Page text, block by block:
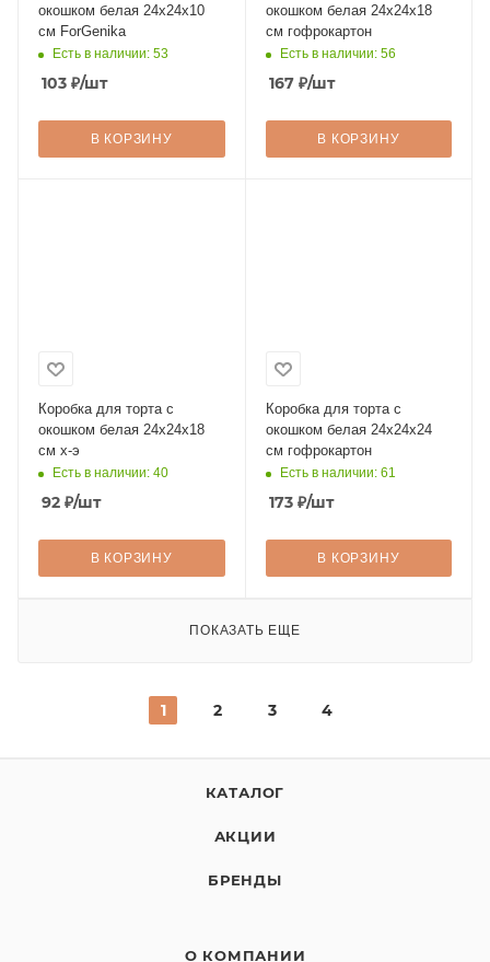
окошком белая 24х24х10
см ForGenika
Есть в наличии: 53
103 ₽/шт
В КОРЗИНУ
окошком белая 24х24х18
см гофрокартон
Есть в наличии: 56
167₽/шт
В КОРЗИНУ
Коробка для торта с
окошком белая 24х24х18
см х-э
Есть в наличии: 40
92 ₽/шт
В КОРЗИНУ
Коробка для торта с
окошком белая 24х24х24
см гофрокартон
Есть в наличии: 61
173₽/шт
В КОРЗИНУ
ПОКАЗАТЬ ЕЩЕ
1 2 3 4
КАТАЛОГ
АКЦИИ
БРЕНДЫ
О КОМПАНИИ